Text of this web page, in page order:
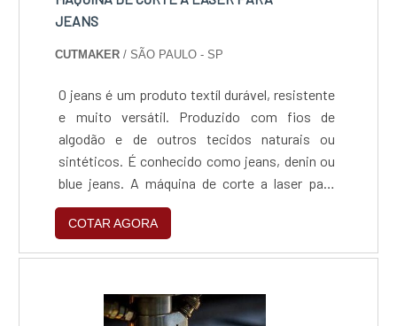
JEANS
CUTMAKER / SÃO PAULO - SP
O jeans é um produto textíl durável, resistente
e muito versátil. Produzido com fios de
algodão e de outros tecidos naturais ou
sintéticos. É conhecido como jeans, denin ou
blue jeans. A máquina de corte a laser para
jeans são amplamente utilizadas nos
processos de industrialização final deste
produto, podendo ser utilizadas para cortar,
laser, podem ser realizados cortes complexos
e com uma grande v....
COTAR AGORA